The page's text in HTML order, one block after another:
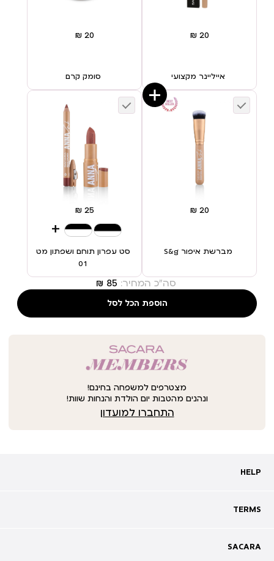
אייליינר מקצועי סומק קרם
מברשת איפור S&g
סט עפרון תוחם ושפתון מט
01
+
סה"כ המחיר:
הוספת הכל לסל
מצטרפים למשפחה בחינם!
ונהנים מהטבות יום הולדת והנחות שוות!
התחברו למועדון
HELP
HELP
שאלות ותשובות
TERMS
TERMS
מדיניות פרטיות
SACARA
SACARA